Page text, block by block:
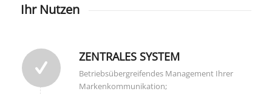
Ihr Nutzen
ZENTRALES SYSTEM
Betriebsübergreifendes Management Ihrer
Markenkommunikation;